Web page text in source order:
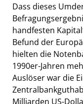
Dass dieses
handfesten
Befund der
hielten die
1990er-Jahren
Auslöser war die
Milliarden US-